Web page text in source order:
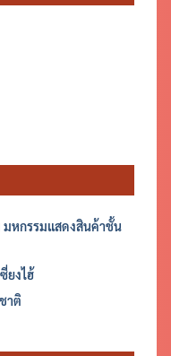
มหกรรมแสดงสินค้าชั้น
ยงไฮ้
าติ